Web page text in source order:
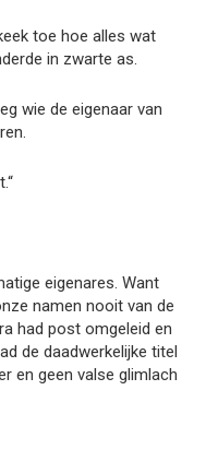
toe hoe alles wat
in zwarte as.
wie de eigenaar van
eigenares. Want
namen nooit van de
had post omgeleid en
de daadwerkelijke titel
en geen valse glimlach